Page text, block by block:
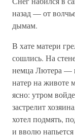
назад — от
дымам.
В хате матери
сошлись. На
немца Лютера —
натер на животе
ясно: утром
застрелит
хотел подмять,
и вволю